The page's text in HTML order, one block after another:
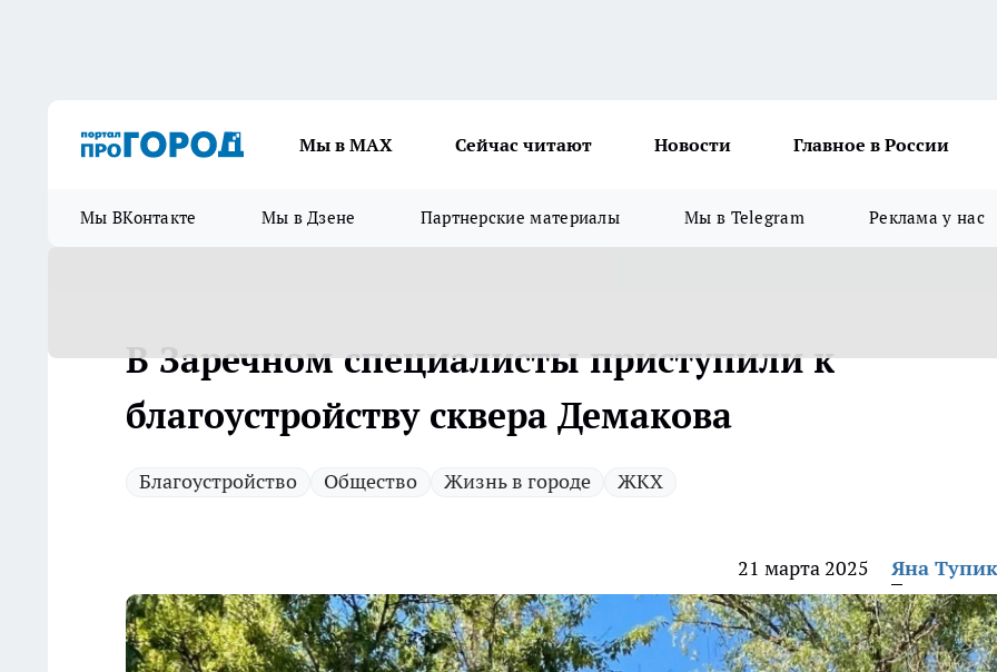
Мы в МАХ Сейчас читают Новости Главное в России
Мы ВКонтакте Мы в Дзене Партнерские материалы Мы в Telegram Реклама у нас
В Заречном специалисты приступили к
благоустройству сквера Демакова
Благоустройство Общество Жизнь в городе ЖКХ
21 марта 2025 Яна